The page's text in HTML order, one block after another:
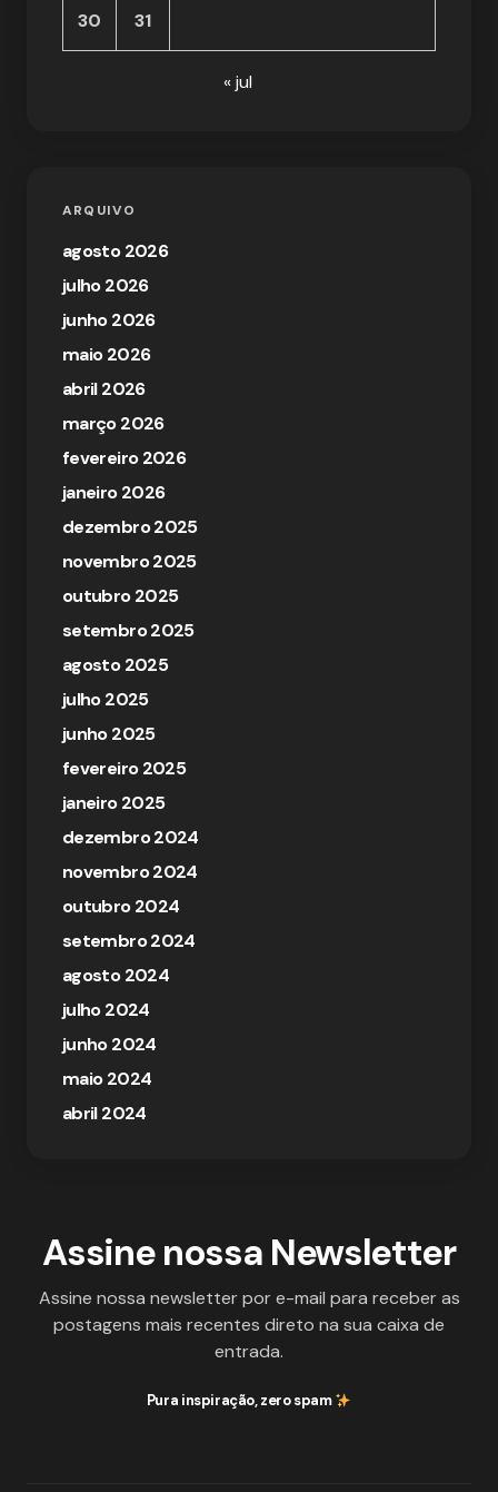
30 31
« jul
ARQUIVO
agosto 2026
julho 2026
junho 2026
maio 2026
abril 2026
março 2026
fevereiro 2026
janeiro 2026
dezembro 2025
novembro 2025
outubro 2025
setembro 2025
agosto 2025
julho 2025
junho 2025
fevereiro 2025
janeiro 2025
dezembro 2024
novembro 2024
outubro 2024
setembro 2024
agosto 2024
julho 2024
junho 2024
maio 2024
abril 2024
Assine nossa Newsletter
Assine nossa newsletter por e-mail para receber as
postagens mais recentes direto na sua caixa de
entrada.
Pura inspiração, zero spam